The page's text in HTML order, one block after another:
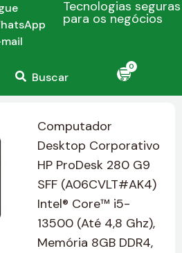
Tecnologias seguras
para os negócios
Buscar
0
Computador
Desktop Corporativo
HP ProDesk 280 G9
SFF (A06CVLT#AK4)
Intel® Core™ i5-
13500 (Até 4,8 Ghz),
Memória 8GB DDR4,